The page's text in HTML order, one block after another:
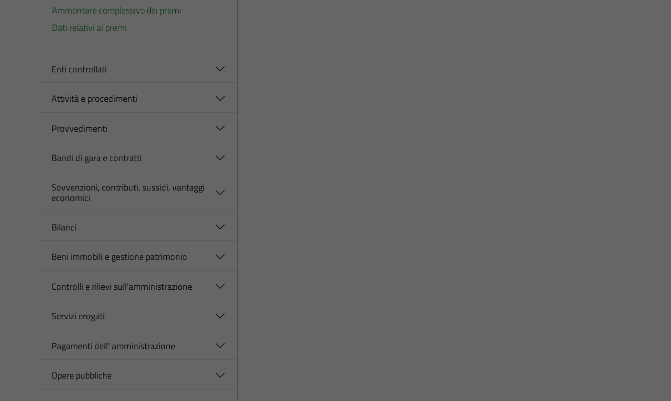
Ammontare complessivo dei premi
Dati relativi ai premi
Enti controllati
Attività e procedimenti
Provvedimenti
Bandi di gara e contratti
Sovvenzioni, contributi, sussidi, vantaggi
economici
Bilanci
Beni immobili e gestione patrimonio
Controlli e rilievi sull'amministrazione
Servizi erogati
Pagamenti dell' amministrazione
Opere pubbliche